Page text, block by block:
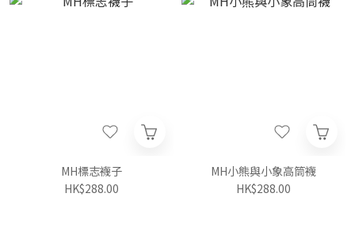
MH標志襪子
HK$288.00
MH小熊與小象高筒襪
HK$288.00